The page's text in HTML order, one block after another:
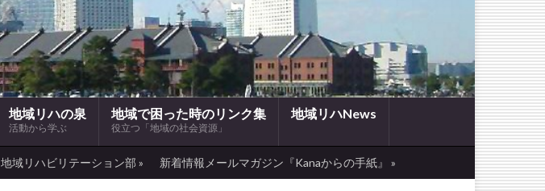
地域リハの泉
活動から学ぶ
地域で困った時のリンク集
役立つ「地域の社会資源」
地域リハNews
地域リハビリテーション部 » 新着情報メールマガジン『Kanaからの手紙』 »